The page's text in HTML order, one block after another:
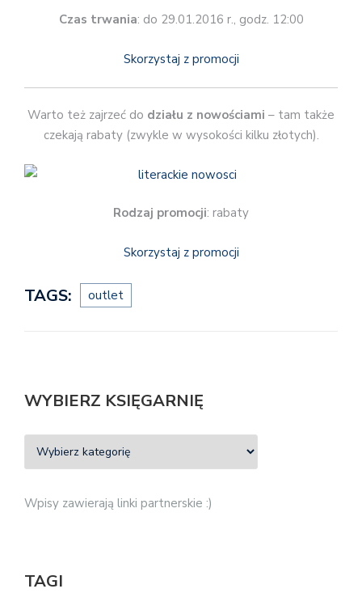
Czas trwania: do 29.01.2016 r., godz. 12:00
Skorzystaj z promocji
Warto też zajrzeć do działu z nowościami – tam także
czekają rabaty (zwykle w wysokości kilku złotych).
Rodzaj promocji: rabaty
Skorzystaj z promocji
TAGS: outlet
WYBIERZ KSIĘGARNIĘ
Wpisy zawierają linki partnerskie :)
TAGI